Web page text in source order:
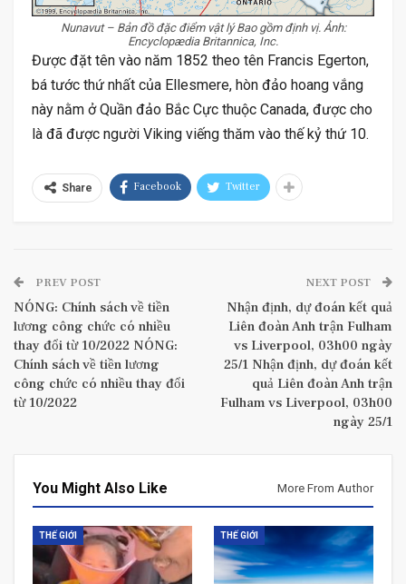
Nunavut – Bản đồ đặc điểm vật lý Bao gồm định vị. Ảnh:
Encyclopædia Britannica, Inc.
Được đặt tên vào năm 1852 theo tên Francis Egerton,
bá tước thứ nhất của Ellesmere, hòn đảo hoang vắng
này nằm ở Quần đảo Bắc Cực thuộc Canada, được cho
là đã được người Viking viếng thăm vào thế kỷ thứ 10.
Share Facebook Twitter
PREV POST
NÓNG: Chính sách về tiền
lương công chức có nhiều
thay đổi từ 10/2022 NÓNG:
Chính sách về tiền lương
công chức có nhiều thay đổi
từ 10/2022
NEXT POST
Nhận định, dự đoán kết quả
Liên đoàn Anh trận Fulham
vs Liverpool, 03h00 ngày
25/1 Nhận định, dự đoán kết
quả Liên đoàn Anh trận
Fulham vs Liverpool, 03h00
ngày 25/1
You Might Also Like More From Author
THẾ GIỚI THẾ GIỚI